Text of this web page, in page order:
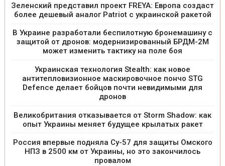
Зеленский представил проект FREYA: Европа создаст
более дешевый аналог Patriot с украинской ракетой
В Украине разработали беспилотную бронемашину с
защитой от дронов: модернизированный БРДМ-2М
может изменить тактику на поле боя
Украинская технология Stealth: как новое
антитепловизионное маскировочное пончо STG
Defence делает бойцов почти невидимыми для
дронов
Великобритания отказывается от Storm Shadow: как
опыт Украины меняет будущее крылатых ракет
Россия впервые подняла Су-57 для защиты Омского
НПЗ в 2500 км от Украины, но это закончилось
провалом